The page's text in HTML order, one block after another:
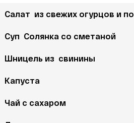
Салат  из свежих огурцов и
Суп  Солянка со сметаной
Шницель из  свинины
Капуста
Чай с сахаром